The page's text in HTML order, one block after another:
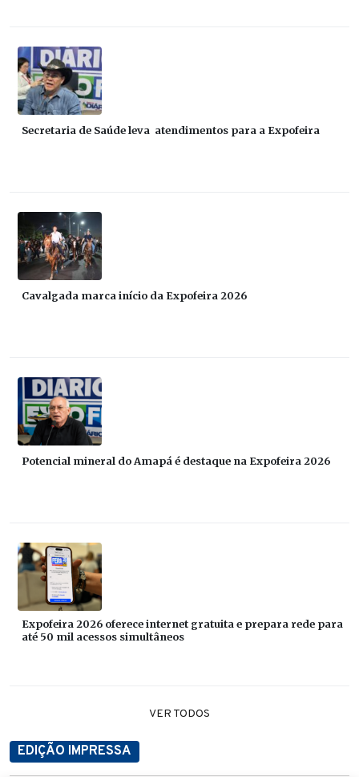
Secretaria de Saúde leva atendimentos para a Expofeira
Cavalgada marca início da Expofeira 2026
Potencial mineral do Amapá é destaque na Expofeira 2026
Expofeira 2026 oferece internet gratuita e prepara rede para
até 50 mil acessos simultâneos
VER TODOS
EDIÇÃO IMPRESSA